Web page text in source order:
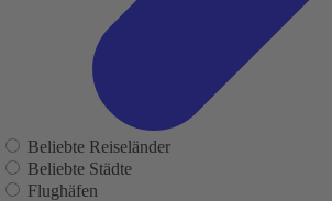
Beliebte Reiseländer
Beliebte Städte
Flughäfen